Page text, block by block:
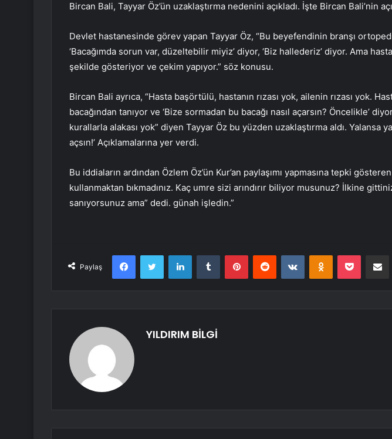
Bircan Bali, Tayyar Öz’ün uzaklaştırma nedenini açıkladı. İşte Bircan Bali’nin
Devlet hastanesinde görev yapan Tayyar Öz, “Bu beyefendinin branşı
‘Bacağımda sorun var, düzeltebilir miyiz’ diyor, ‘Biz hallederiz’ diyor. Ama
şekilde gösteriyor ve çekim yapıyor.” söz konusu.
Bircan Bali ayrıca, “Hasta başörtülü, hastanın rızası yok, ailenin rızası yok.
bacağından tanıyor ve ‘Bize sormadan bu bacağı nasıl açarsın? Öncelikle’
kurallarla alakası yok” diyen Tayyar Öz bu yüzden uzaklaştırma aldı. Yalansa
açsın!’ Açıklamalarına yer verdi.
Bu iddiaların ardından Özlem Öz’ün Kur’an paylaşımı yapmasına tepki
kullanmaktan bıkmadınız. Kaç umre sizi arındırır biliyor musunuz? İlkine
sanıyorsunuz ama” dedi. günah işledin.”
Paylaş
FacebookTwitter LinkedInTumblr PinterestReddit VKontakteOdnoklassniki
Pocket
YILDIRIM BİLGİ